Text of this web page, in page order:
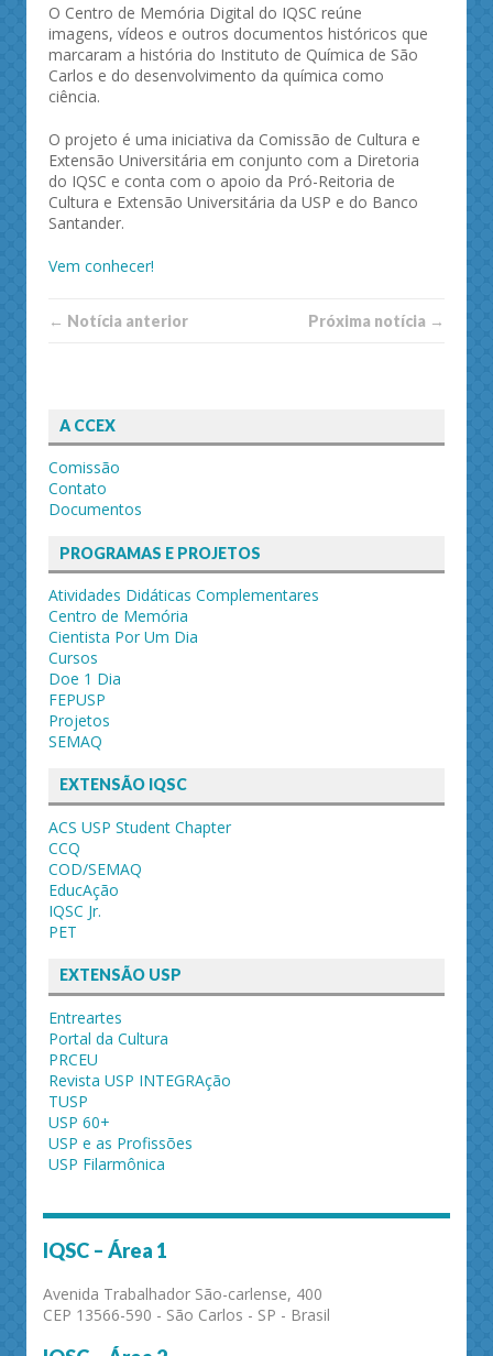
O Centro de Memória Digital do IQSC reúne
imagens, vídeos e outros documentos históricos que
marcaram a história do Instituto de Química de São
Carlos e do desenvolvimento da química como
ciência.
O projeto é uma iniciativa da Comissão de Cultura e
Extensão Universitária em conjunto com a Diretoria
do IQSC e conta com o apoio da Pró-Reitoria de
Cultura e Extensão Universitária da USP e do Banco
Santander.
Vem conhecer!
← Notí­cia anterior Próxima notí­­cia →
A CCEX
Comissão
Contato
Documentos
PROGRAMAS E PROJETOS
Atividades Didáticas Complementares
Centro de Memória
Cientista Por Um Dia
Cursos
Doe 1 Dia
FEPUSP
Projetos
SEMAQ
EXTENSÃO IQSC
ACS USP Student Chapter
CCQ
COD/SEMAQ
EducAção
IQSC Jr.
PET
EXTENSÃO USP
Entreartes
Portal da Cultura
PRCEU
Revista USP INTEGRAção
TUSP
USP 60+
USP e as Profissões
USP Filarmônica
IQSC – Área 1
Avenida Trabalhador São-carlense, 400
CEP 13566-590 - São Carlos - SP - Brasil